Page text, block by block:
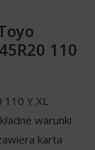
110
Y XL
warunki
karta